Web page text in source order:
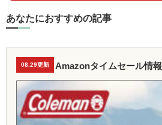
あなたにおすすめの記事
08.29更新 Amazonタイムセール情報